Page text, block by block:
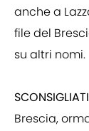
anche a
file del
su altri nomi.
Brescia,